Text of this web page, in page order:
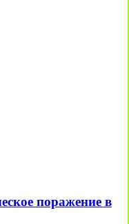
поражение в